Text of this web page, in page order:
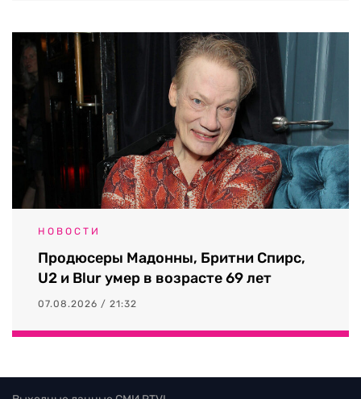
НОВОСТИ
Продюсеры Мадонны, Бритни Спирс,
U2 и Blur умер в возрасте 69 лет
07.08.2026 / 21:32